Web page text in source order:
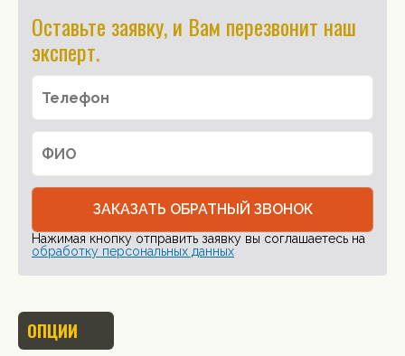
Оставьте заявку, и Вам перезвонит наш
эксперт.
ЗАКАЗАТЬ ОБРАТНЫЙ ЗВОНОК
Нажимая кнопку отправить заявку вы соглашаетесь на
обработку персональных данных
ОПЦИИ